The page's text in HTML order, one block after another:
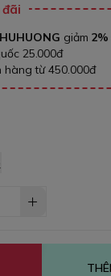
đãi
giảm 2%
25.000đ
hàng từ 450.000đ